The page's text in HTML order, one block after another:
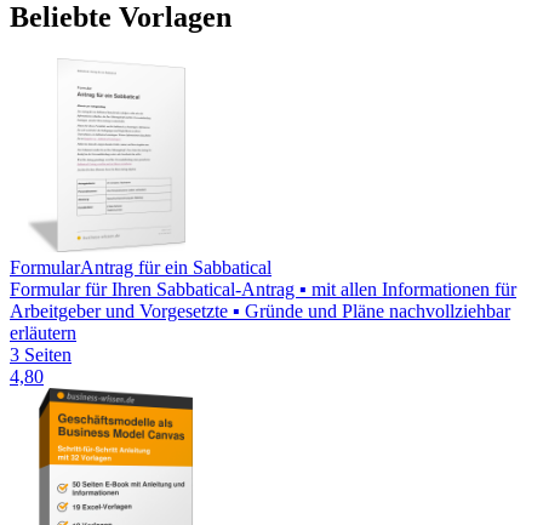
Beliebte Vorlagen
FormularAntrag für ein Sabbatical
Formular für Ihren Sabbatical-Antrag ▪ mit allen Informationen für
Arbeitgeber und Vorgesetzte ▪ Gründe und Pläne nachvollziehbar
erläutern
3 Seiten
4,80